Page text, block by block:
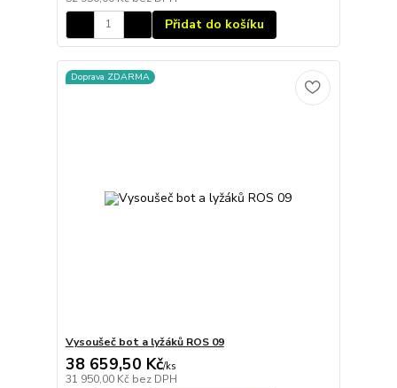
Přidat do košíku
Doprava ZDARMA
Vysoušeč bot a lyžáků ROS 09
38 659,50 Kč/ks
31 950,00 Kč bez DPH